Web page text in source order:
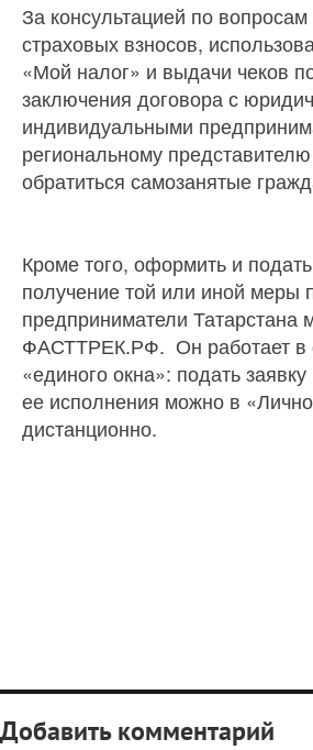
За консультацией по
страховых взносов,
«Мой налог» и выдачи чеков
заключения договора с
индивидуальными
региональному
обратиться самозанятые
Кроме того, оформить и
получение той или иной меры
предприниматели Татарстана
ФАСТТРЕК.РФ. Он работает в
«единого окна»: подать
ее исполнения можно в
дистанционно.
Добавить комментарий